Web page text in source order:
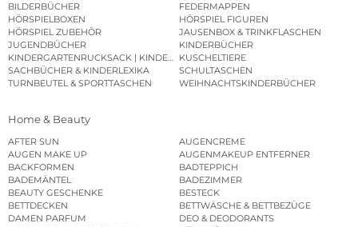
BILDERBÜCHER
FEDERMAPPEN
HÖRSPIELBOXEN
HÖRSPIEL FIGUREN
HÖRSPIEL ZUBEHÖR
JAUSENBOX & TRINKFLASCHEN
JUGENDBÜCHER
KINDERBÜCHER
KINDERGARTENRUCKSACK | KINDERGARTENBEUTEL
KUSCHELTIERE
SACHBÜCHER & KINDERLEXIKA
SCHULTASCHEN
TURNBEUTEL & SPORTTASCHEN
WEIHNACHTSKINDERBÜCHER
Home & Beauty
AFTER SUN
AUGENCREME
AUGEN MAKE UP
AUGENMAKEUP ENTFERNER
BACKFORMEN
BADTEPPICH
BADEMÄNTEL
BADEZIMMER
BEAUTY GESCHENKE
BESTECK
BETTDECKEN
BETTWÄSCHE & BETTBEZÜGE
DAMEN PARFUM
DEO & DEODORANTS